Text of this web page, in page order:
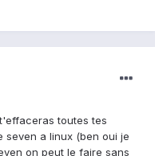
toutes tes
seven a linux (ben oui je
on peut le faire sans